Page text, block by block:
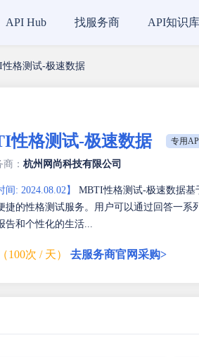
API Hub 找服务商 API知识库
性格测试-极速数据
性格测试-极速数据 专用
： 杭州网尚科技有限公司
间: 2024.08.02】
MBTI性格测试-极速数据
捷的性格测试服务。用户可以通过回答一
告和个性化的生活...
（100次 / 天） 去服务商官网采购>